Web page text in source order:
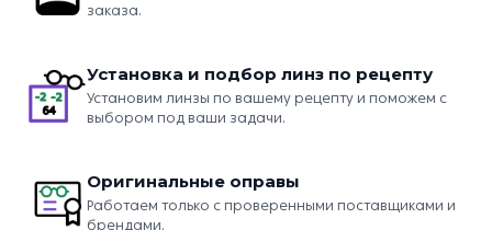
заказа.
Установка и подбор линз по рецепту
Установим линзы по вашему рецепту и поможем с
выбором под ваши задачи.
Оригинальные оправы
Работаем только с проверенными поставщиками и
брендами.